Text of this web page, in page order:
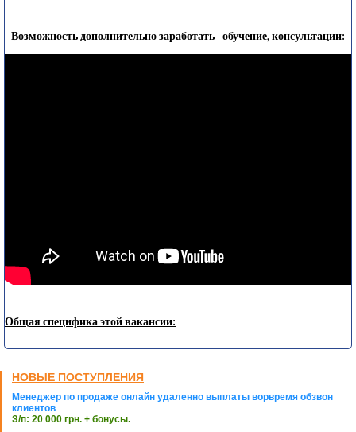
Возможность дополнительно заработать - обучение, консультации:
Общая специфика этой вакансии:
НОВЫЕ ПОСТУПЛЕНИЯ
Менеджер по продаже онлайн удаленно выплаты ворвремя обзвон
клиентов
З/п: 20 000 грн. + бонусы.